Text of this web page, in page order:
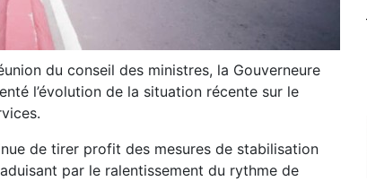
du conseil des ministres, la Gouverneure
l’évolution de la situation récente sur le
de tirer profit des mesures de stabilisation
par le ralentissement du rythme de